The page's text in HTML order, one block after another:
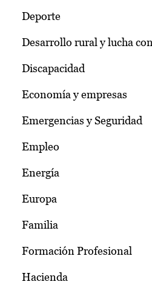
Deporte
Desarrollo rural y lucha
Discapacidad
Economía y empresas
Emergencias y Seguridad
Empleo
Energía
Europa
Familia
Formación Profesional
Hacienda